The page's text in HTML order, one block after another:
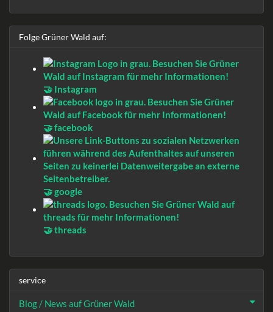
Folge Grüner Wald auf:
🤝 Instagram
🤝 facebook
🤝 google
🤝 threads
service
Blog / News auf Grüner Wald